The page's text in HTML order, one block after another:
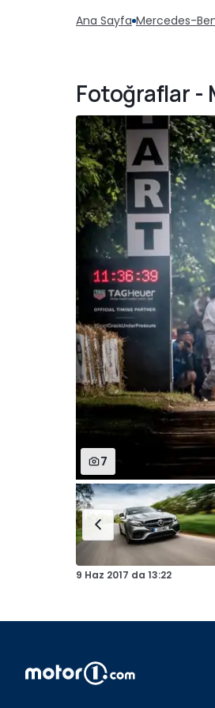
Ana Sayfa Mercedes-
Fotoğraflar -
7
9 Haz 2017 da 13:22